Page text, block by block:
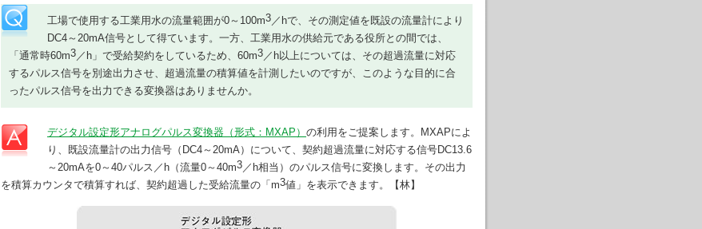
工場で使用する工業用水の流量範囲が0～100m3／hで、その測定値を既設の流量計により
DC4～20mA信号として得ています。一方、工業用水の供給元である役所との間では、
「通常時60m3／h」で受給契約をしているため、60m3／h以上については、その超過流量に対応
するパルス信号を別途出力させ、超過流量の積算値を計測したいのですが、このような目的に合
ったパルス信号を出力できる変換器はありませんか。
デジタル設定形アナログパルス変換器（形式：MXAP） の利用をご提案します。MXAPによ
り、既設流量計の出力信号（DC4～20mA）について、契約超過流量に対応する信号DC13.6
～20mAを0～40パルス／h（流量0～40m3／h相当）のパルス信号に変換します。その出力
を積算カウンタで積算すれば、契約超過した受給流量の「m3値」を表示できます。【林】